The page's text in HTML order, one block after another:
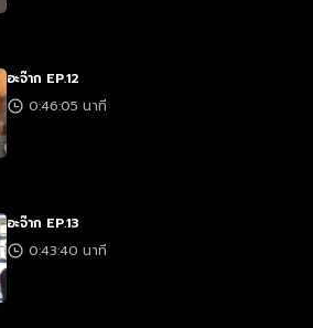
อะจ๊าก EP.12
0:46:05 นาที
อะจ๊าก EP.13
0:43:40 นาที